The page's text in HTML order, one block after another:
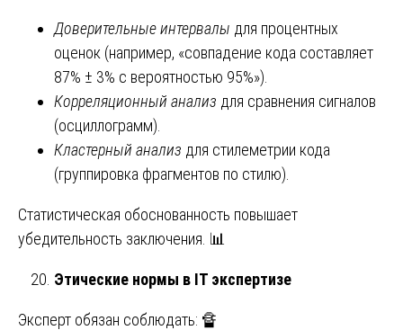
Доверительные интервалы для процентных
оценок (например, «совпадение кода составляет
87% ± 3% с вероятностью 95%»).
Корреляционный анализ для сравнения сигналов
(осциллограмм).
Кластерный анализ для стилеметрии кода
(группировка фрагментов по стилю).
Статистическая обоснованность повышает
убедительность заключения. 📊
Этические нормы в IT экспертизе
Эксперт обязан соблюдать: 🔏